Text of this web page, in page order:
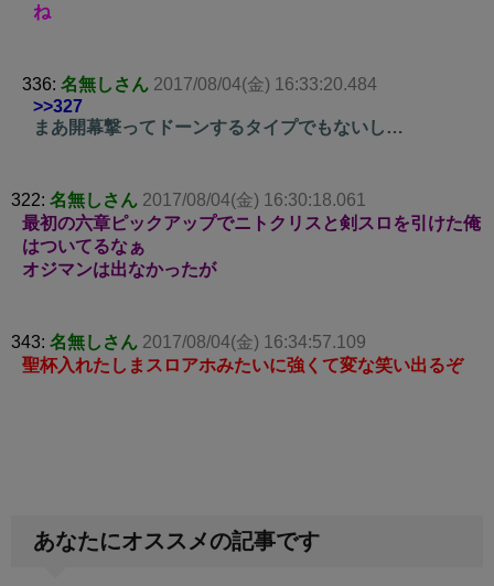
ね
336: 名無しさん 2017/08/04(金) 16:33:20.484
>>327
まあ開幕撃ってドーンするタイプでもないし…
322: 名無しさん 2017/08/04(金) 16:30:18.061
最初の六章ピックアップでニトクリスと剣スロを引けた俺
はついてるなぁ
オジマンは出なかったが
343: 名無しさん 2017/08/04(金) 16:34:57.109
聖杯入れたしまスロアホみたいに強くて変な笑い出るぞ
あなたにオススメの記事です